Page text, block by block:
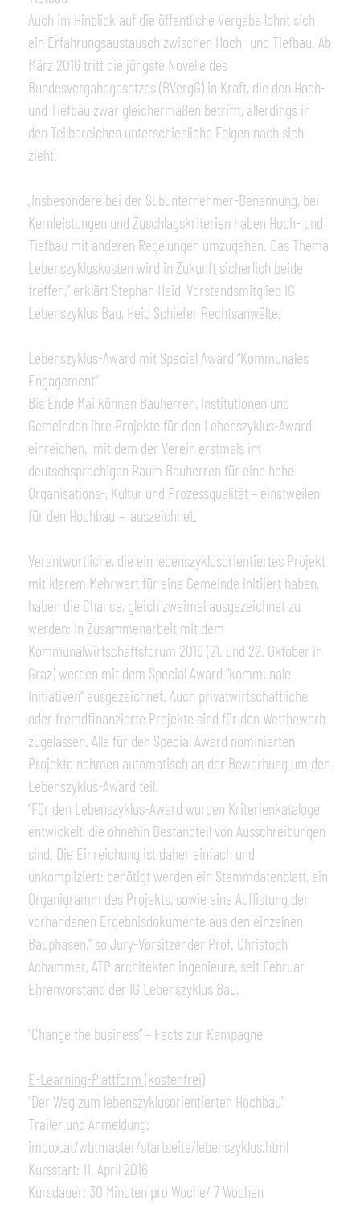
Auch im Hinblick auf die öffentliche Vergabe lohnt sich
ein Erfahrungsaustausch zwischen Hoch- und Tiefbau. Ab
März 2016 tritt die jüngste Novelle des
Bundesvergabegesetzes (BVergG) in Kraft, die den Hoch-
und Tiefbau zwar gleichermaßen betrifft, allerdings in
den Teilbereichen unterschiedliche Folgen nach sich
zieht.
„Insbesondere bei der Subunternehmer-Benennung, bei
Kernleistungen und Zuschlagskriterien haben Hoch- und
Tiefbau mit anderen Regelungen umzugehen. Das Thema
Lebenszykluskosten wird in Zukunft sicherlich beide
treffen,” erklärt Stephan Heid, Vorstandsmitglied IG
Lebenszyklus Bau, Heid Schiefer Rechtsanwälte.
Lebenszyklus-Award mit Special Award “Kommunales
Engagement”
Bis Ende Mai können Bauherren, Institutionen und
Gemeinden ihre Projekte für den Lebenszyklus-Award
einreichen, mit dem der Verein erstmals im
deutschsprachigen Raum Bauherren für eine hohe
Organisations-, Kultur und Prozessqualität – einstweilen
für den Hochbau – auszeichnet.
Verantwortliche, die ein lebenszyklusorientiertes Projekt
mit klarem Mehrwert für eine Gemeinde initiiert haben,
haben die Chance, gleich zweimal ausgezeichnet zu
werden: In Zusammenarbeit mit dem
Kommunalwirtschaftsforum 2016 (21. und 22. Oktober in
Graz) werden mit dem Special Award “kommunale
Initiativen“ ausgezeichnet. Auch privatwirtschaftliche
oder fremdfinanzierte Projekte sind für den Wettbewerb
zugelassen. Alle für den Special Award nominierten
Projekte nehmen automatisch an der Bewerbung um den
Lebenszyklus-Award teil.
“Für den Lebenszyklus-Award wurden Kriterienkataloge
entwickelt, die ohnehin Bestandteil von Ausschreibungen
sind. Die Einreichung ist daher einfach und
unkompliziert: benötigt werden ein Stammdatenblatt, ein
Organigramm des Projekts, sowie eine Auflistung der
vorhandenen Ergebnisdokumente aus den einzelnen
Bauphasen,” so Jury-Vorsitzender Prof. Christoph
Achammer, ATP architekten ingenieure, seit Februar
Ehrenvorstand der IG Lebenszyklus Bau.
“Change the business” – Facts zur Kampagne
E-Learning-Plattform (kostenfrei)
“Der Weg zum lebenszyklusorientierten Hochbau”
Trailer und Anmeldung:
imoox.at/wbtmaster/startseite/lebenszyklus.html
Kursstart: 11. April 2016
Kursdauer: 30 Minuten pro Woche/ 7 Wochen